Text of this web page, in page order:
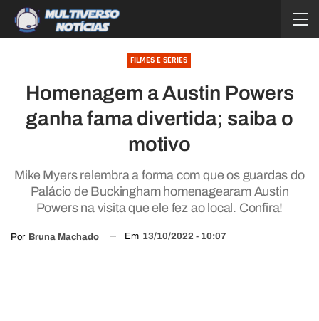
FILMES E SÉRIES
Homenagem a Austin Powers
ganha fama divertida; saiba o
motivo
Mike Myers relembra a forma com que os guardas do
Palácio de Buckingham homenagearam Austin
Powers na visita que ele fez ao local. Confira!
Por Bruna Machado Em 13/10/2022 - 10:07